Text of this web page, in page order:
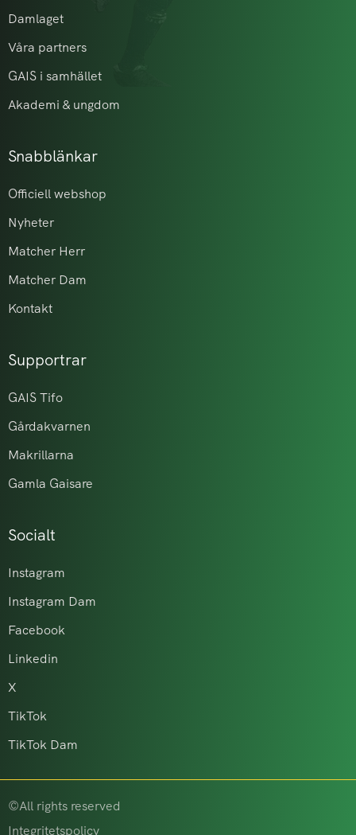
Damlaget
Våra partners
GAIS i samhället
Akademi & ungdom
Snabblänkar
Officiell webshop
Nyheter
Matcher Herr
Matcher Dam
Kontakt
Supportrar
GAIS Tifo
Gårdakvarnen
Makrillarna
Gamla Gaisare
Socialt
Instagram
Instagram Dam
Facebook
Linkedin
X
TikTok
TikTok Dam
©All rights reserved
Integritetspolicy